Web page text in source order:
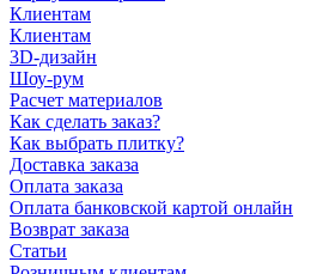
Клиентам
Клиентам
3D-дизайн
Шоу-рум
Расчет материалов
Как сделать заказ?
Как выбрать плитку?
Доставка заказа
Оплата заказа
Оплата банковской картой онлайн
Возврат заказа
Статьи